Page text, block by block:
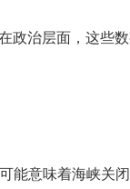
政治层面，这些
意味着海峡关闭